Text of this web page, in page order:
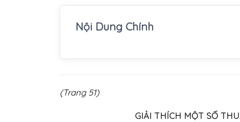
Nội Dung Chính
(Trang 51)
GIẢI THÍCH MỘT SỐ